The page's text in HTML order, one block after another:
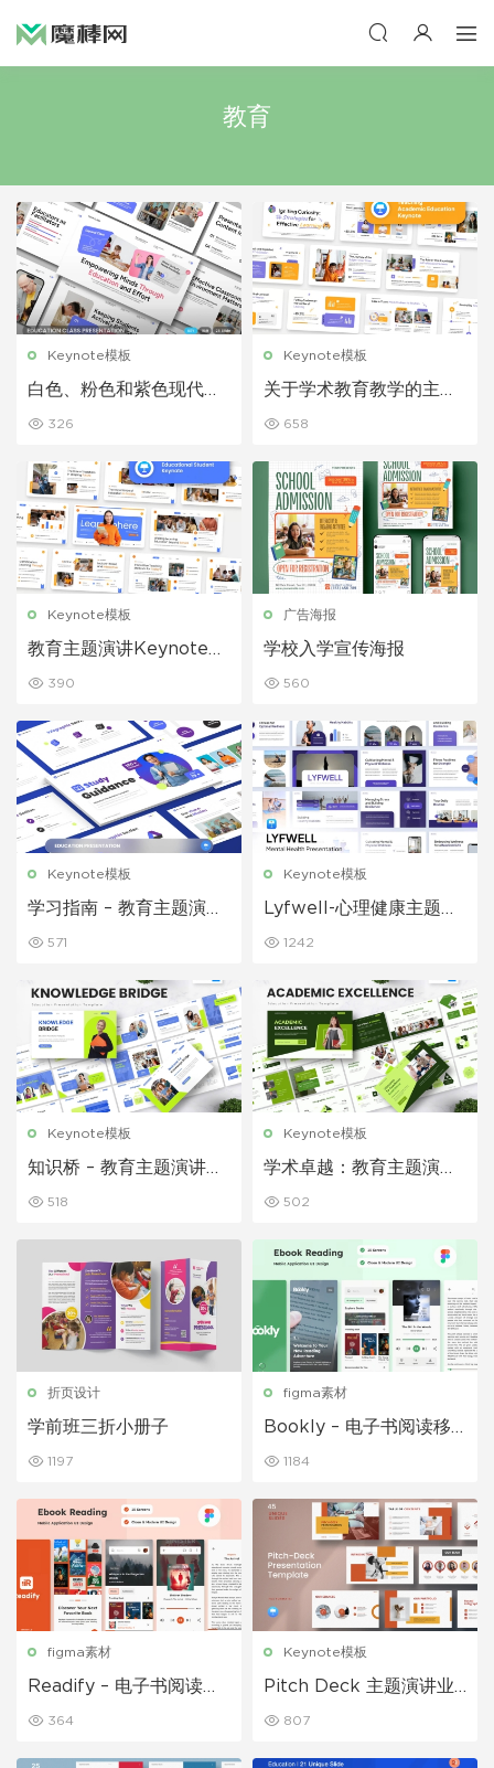
教育
Keynote模板
白色、粉色和紫色现代教
326
Keynote模板
关于学术教育教学的主题
658
Keynote模板
教育主题演讲Keynote模
390
广告海报
学校入学宣传海报
560
Keynote模板
学习指南 – 教育主题演讲
571
Keynote模板
Lyfwell-心理健康主题演
1242
Keynote模板
知识桥 – 教育主题演讲模
518
Keynote模板
学术卓越：教育主题演讲
502
折页设计
学前班三折小册子
1197
figma素材
Bookly – 电子书阅读移
1184
figma素材
Readify – 电子书阅读移
364
Keynote模板
Pitch Deck 主题演讲业
807